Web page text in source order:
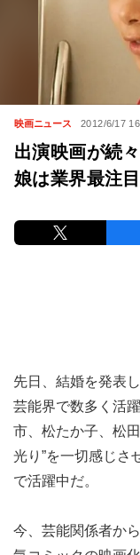
映画ニュース 2012/6/17
出演映画が続
娘は業界最注
先日、結婚を発表
芸能界で数多く活
市、松たか子、松
光り”を一切感じさ
で活躍中だ。
今、芸能関係者か